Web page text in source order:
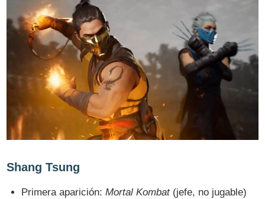
Shang Tsung
Primera aparición:Mortal Kombat(jefe, no jugable)